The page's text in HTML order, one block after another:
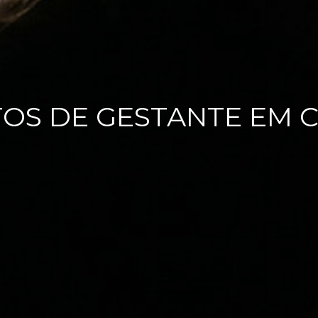
DE GESTANTE EM